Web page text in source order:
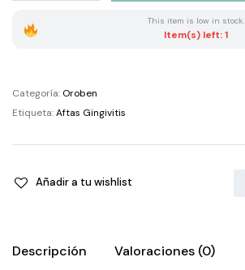
This item is low in stock.
Item(s) left: 1
Categoría: Oroben
Etiqueta:Aftas Gingivitis
Añadir a tu wishlist
Descripción Valoraciones (0)